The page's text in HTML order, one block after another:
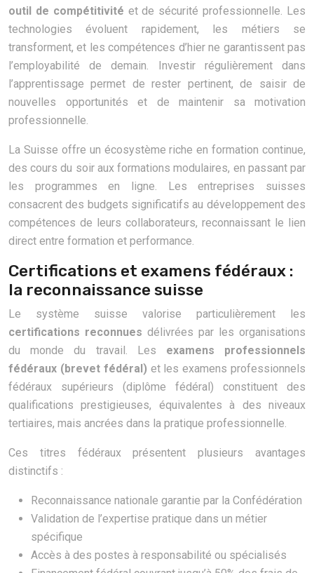
outil de compétitivité et de sécurité professionnelle. Les
technologies évoluent rapidement, les métiers se
transforment, et les compétences d’hier ne garantissent pas
l’employabilité de demain. Investir régulièrement dans
l’apprentissage permet de rester pertinent, de saisir de
nouvelles opportunités et de maintenir sa motivation
professionnelle.
La Suisse offre un écosystème riche en formation continue,
des cours du soir aux formations modulaires, en passant par
les programmes en ligne. Les entreprises suisses
consacrent des budgets significatifs au développement des
compétences de leurs collaborateurs, reconnaissant le lien
direct entre formation et performance.
Certifications et examens fédéraux :
la reconnaissance suisse
Le système suisse valorise particulièrement les
certifications reconnues délivrées par les organisations
du monde du travail. Les examens professionnels
fédéraux (brevet fédéral)et les examens professionnels
fédéraux supérieurs (diplôme fédéral) constituent des
qualifications prestigieuses, équivalentes à des niveaux
tertiaires, mais ancrées dans la pratique professionnelle.
Ces titres fédéraux présentent plusieurs avantages
distinctifs :
Reconnaissance nationale garantie par la Confédération
Validation de l’expertise pratique dans un métier
spécifique
Accès à des postes à responsabilité ou spécialisés